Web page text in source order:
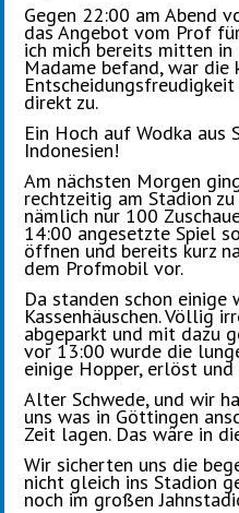
Gegen 22:00 am Abend
das Angebot vom Prof
ich mich bereits mitten
Madame befand, war die
direkt zu.
Ein Hoch auf Wodka aus
Indonesien!
Am nächsten Morgen
rechtzeitig am Stadion
nämlich nur 100
14:00 angesetzte Spiel
öffnen und bereits kurz
dem Profmobil vor.
Da standen schon einige
Kassenhäuschen. Völlig
abgeparkt und mit dazu
vor 13:00 wurde die
einige Hopper, erlöst
Alter Schwede, und wir
uns was in Göttingen
Zeit lagen. Das wäre in
Wir sicherten uns die
nicht gleich ins Stadion
noch im großen